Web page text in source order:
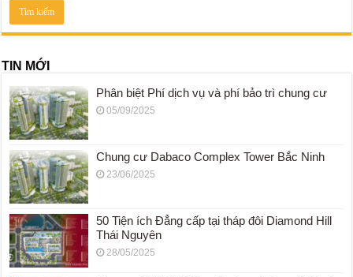
TIN MỚI
Phân biệt Phí dịch vụ và phí bảo trì chung cư
05/09/2025
Chung cư Dabaco Complex Tower Bắc Ninh
23/06/2025
50 Tiện ích Đẳng cấp tại tháp đôi Diamond Hill
Thái Nguyên
28/05/2025